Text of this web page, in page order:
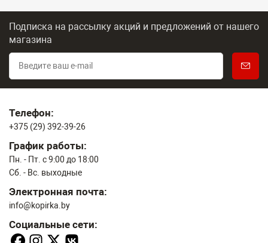
Подписка на рассылку акций и предложений от нашего
магазина
Телефон:
+375 (29) 392-39-26
График работы:
Пн. - Пт. с 9:00 до 18:00
Сб. - Вс. выходные
Электронная почта:
info@kopirka.by
Социальные сети: